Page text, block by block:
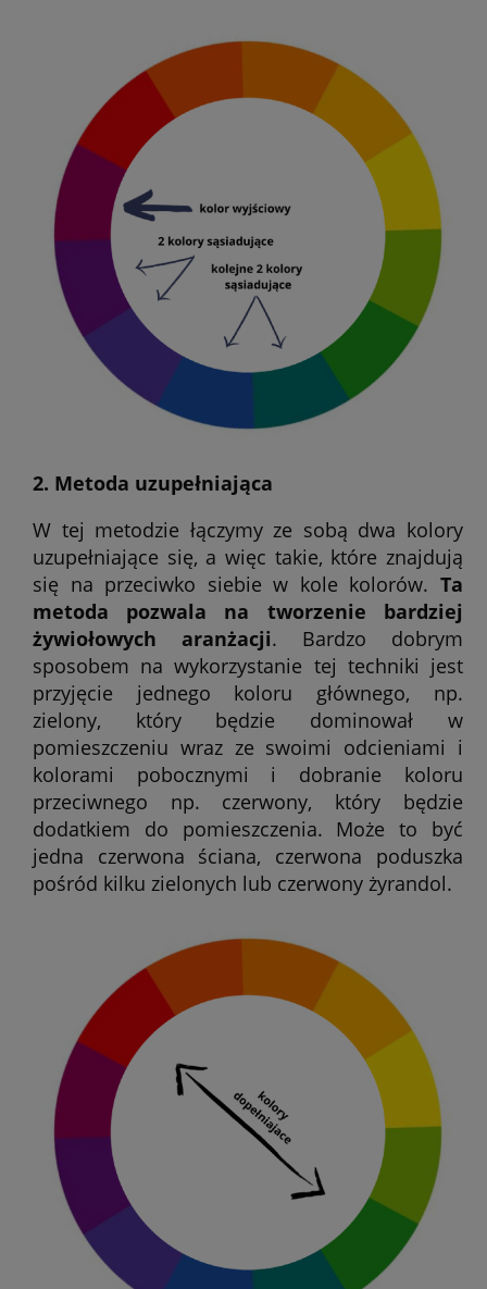
2. Metoda uzupełniająca
W tej metodzie łączymy ze sobą dwa kolory
uzupełniające się, a więc takie, które znajdują
się na przeciwko siebie w kole kolorów. Ta
metoda pozwala na tworzenie bardziej
żywiołowych aranżacji. Bardzo dobrym
sposobem na wykorzystanie tej techniki jest
przyjęcie jednego koloru głównego, np.
zielony, który będzie dominował w
pomieszczeniu wraz ze swoimi odcieniami i
kolorami pobocznymi i dobranie koloru
przeciwnego np. czerwony, który będzie
dodatkiem do pomieszczenia. Może to być
jedna czerwona ściana, czerwona poduszka
pośród kilku zielonych lub czerwony żyrandol.